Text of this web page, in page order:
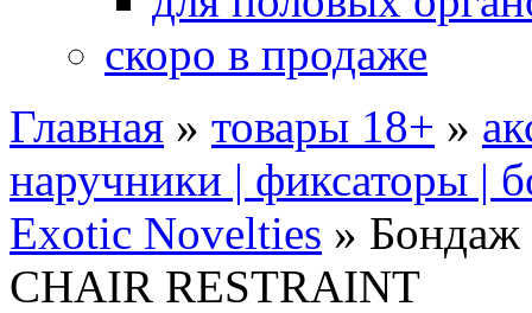
скоро в продаже
Главная » товары 18+ »
наручники | фиксаторы |
Exotic Novelties » Бондаж
CHAIR RESTRAINT